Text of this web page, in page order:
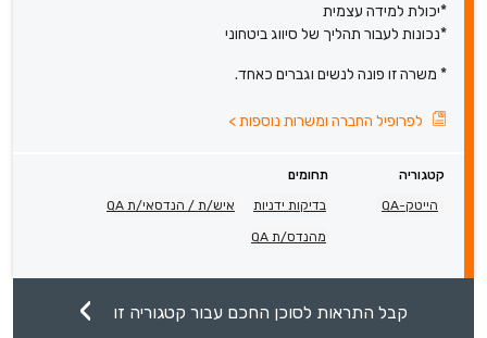
*יכולת למידה עצמית
*נכונות לעבור תהליך של סיווג ביטחוני
* משרה זו פונה לנשים וגברים כאחד.
לפרופיל החברה ומשרות נוספות>
קטגוריה
תחומים
הייטק-QA
בדיקות ידניות איש/ת / הנדסאי/ת QA
מהנדס/ת QA
קבל התראות לסוכן החכם עבור קטגוריה זו